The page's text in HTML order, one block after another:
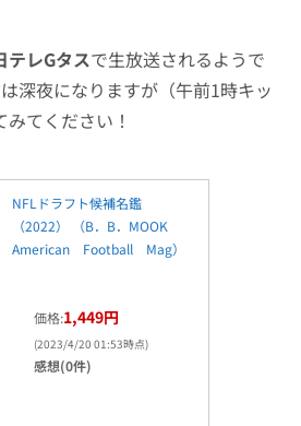
テレGタスで生放送されるようで
深夜になりますが（午前1時キッ
てください！
NFLドラフト候補名鑑
（2022） （B．B．MOOK
American Football Mag）
価格:1,449円
(2023/4/20 01:53時点)
感想(0件)